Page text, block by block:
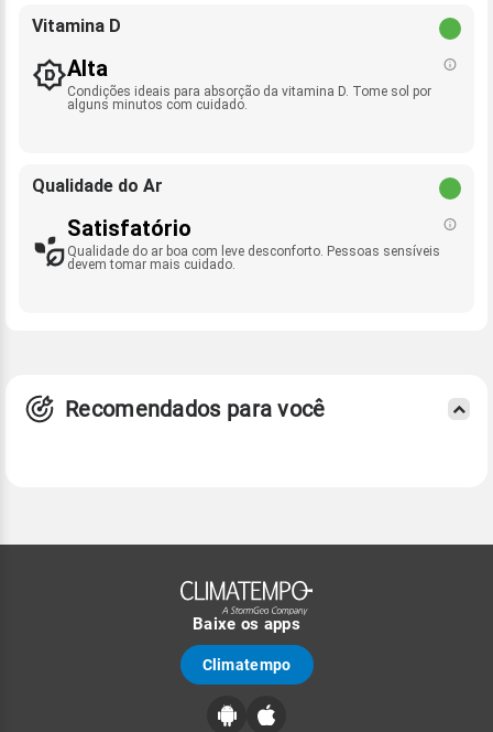
Vitamina D
Alta
Condições ideais para absorção da vitamina D. Tome sol por
alguns minutos com cuidado.
Qualidade do Ar
Satisfatório
Qualidade do ar boa com leve desconforto. Pessoas sensíveis
devem tomar mais cuidado.
Recomendados para você
Baixe os apps
Climatempo